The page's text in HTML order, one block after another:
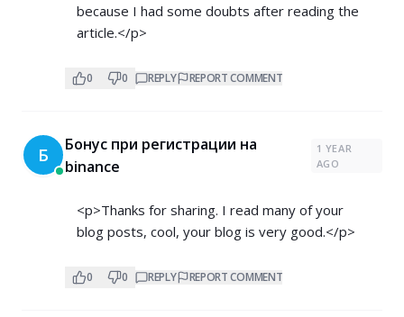
because I had some doubts after reading the
article.</p>
0 0 REPLY REPORT COMMENT
Б
Бонус при регистрации на
binance
1 YEAR
AGO
<p>Thanks for sharing. I read many of your
blog posts, cool, your blog is very good.</p>
0 0 REPLY REPORT COMMENT